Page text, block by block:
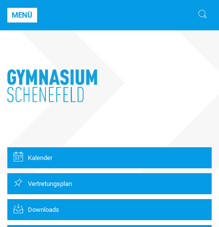
MENÜ
Kalender
Vertretungsplan
Downloads